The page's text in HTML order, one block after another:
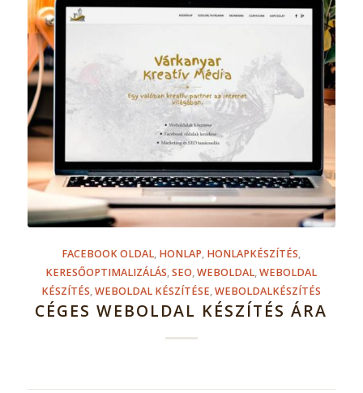
FACEBOOK OLDAL, HONLAP, HONLAPKÉSZÍTÉS,
KERESŐOPTIMALIZÁLÁS,SEO,WEBOLDAL,WEBOLDAL
KÉSZÍTÉS,WEBOLDAL KÉSZÍTÉSE,WEBOLDALKÉSZÍTÉS
CÉGES WEBOLDAL KÉSZÍTÉS ÁRA